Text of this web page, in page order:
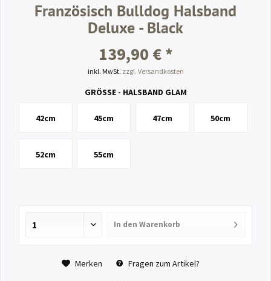
Französisch Bulldog Halsband
Deluxe - Black
139,90 € *
inkl. MwSt. zzgl. Versandkosten
GRÖSSE - HALSBAND GLAM
42cm 45cm 47cm 50cm
52cm 55cm
In den Warenkorb
Merken Fragen zum Artikel?